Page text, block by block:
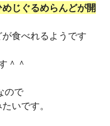
じぐるめらんどが開
食べれるようです
＾＾
ので
いです。